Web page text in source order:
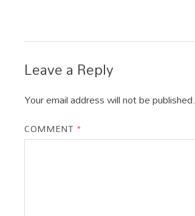
Leave a Reply
Your email address will not be published.
COMMENT *